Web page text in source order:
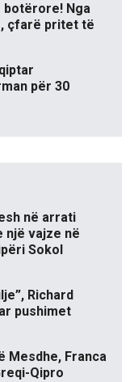
botërore! Nga
çfarë pritet të
për 30
në arrati
një vajze në
Sokol
Richard
pushimet
Mesdhe, Franca
Qipro